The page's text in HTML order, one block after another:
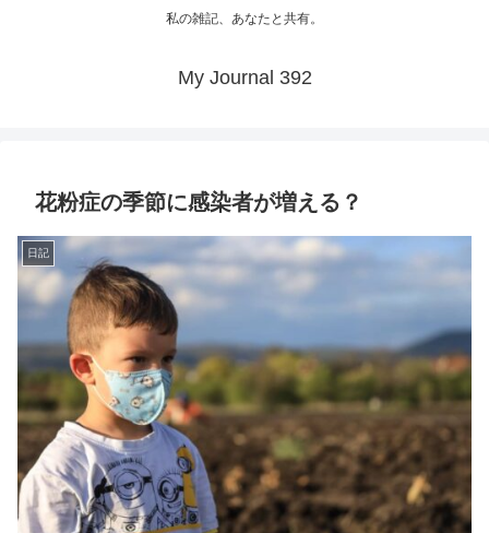
私の雑記、あなたと共有。
My Journal 392
花粉症の季節に感染者が増える？
日記